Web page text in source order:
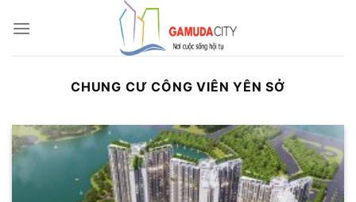
qua
CHUNG CƯ CÔNG VIÊN YÊN SỞ